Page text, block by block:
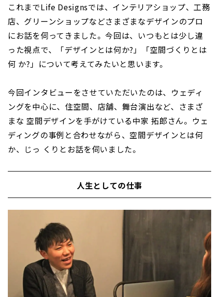
これまでLife Designsでは、インテリアショップ、工務
店、グリーンショップなどさまざまなデザインのプロ
にお話を伺ってきました。今回は、いつもとは少し違
った視点で、「デザインとは何か?」「空間づくりとは
何 か?」について考えてみたいと思います。
今回インタビューをさせていただいたのは、ウェディ
ングを中心に、住空間、店舗、舞台演出など、さまざ
まな 空間デザインを手がけている中家 拓郎さん。ウェ
ディングの事例と合わせながら、空間デザインとは何
か、じっ くりとお話を伺いました。
人生としての仕事